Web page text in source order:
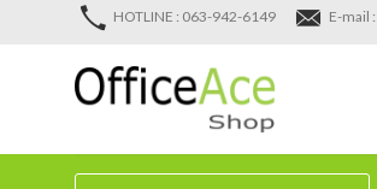
HOTLINE : 063-942-6149 E-mail :